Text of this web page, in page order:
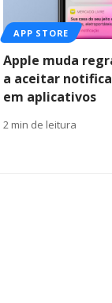
APP STORE
Apple muda
a aceitar
em aplicativos
2 min de leitura